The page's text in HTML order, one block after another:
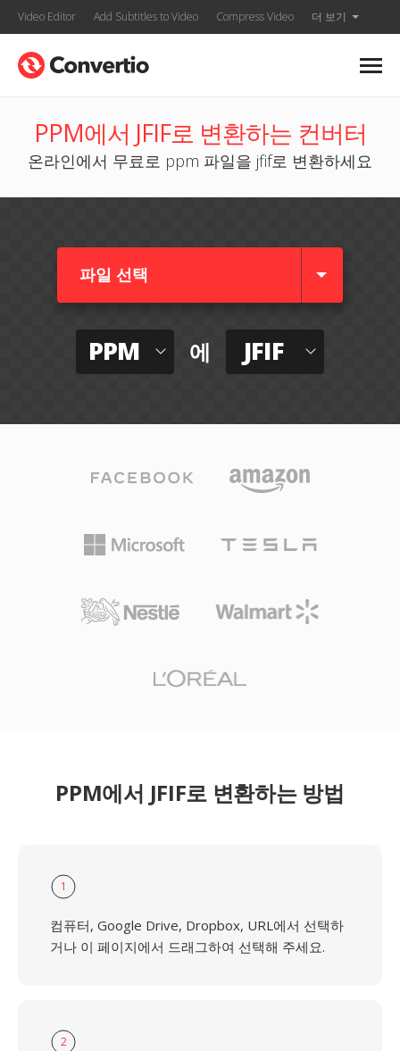
Video Editor Add Subtitles to Video Compress Video 더 보기
PPM에서 JFIF로 변환하는 컨버터
온라인에서 무료로 ppm 파일을 jfif로 변환하세요
파일 선택
PPM 에 JFIF
PPM에서 JFIF로 변환하는 방법
1
컴퓨터, Google Drive, Dropbox, URL에서 선택하
거나 이 페이지에서 드래그하여 선택해 주세요.
2